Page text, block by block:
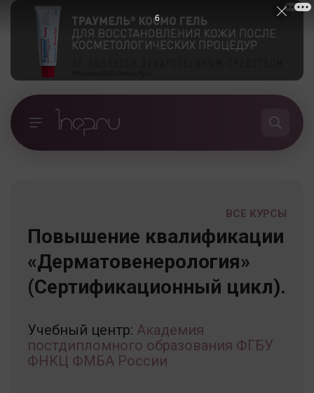
ВСЕ КУРСЫ
Повышение квалификации
«Дерматовенерология»
(Сертификационный цикл).
Учебный центр: Академия
постдипломного образования ФГБУ
ФНКЦ ФМБА России
5